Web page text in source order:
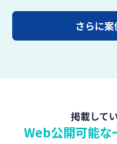
さらに
掲載して
Web公開可能な